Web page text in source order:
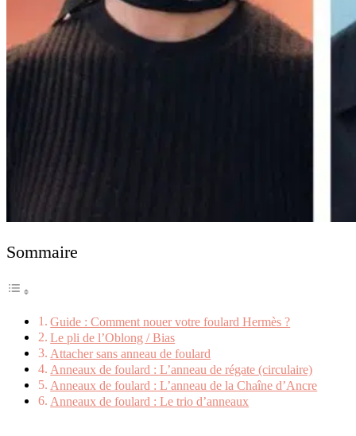
Sommaire
Guide : Comment nouer votre foulard Hermès ?
Le pli de l’Oblong / Bias
Attacher sans anneau de foulard
Anneaux de foulard : L’anneau de régate (circulaire)
Anneaux de foulard : L’anneau de la Chaîne d’Ancre
Anneaux de foulard : Le trio d’anneaux